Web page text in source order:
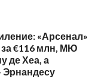
«Арсенал»
за €116 млн, МЮ
де Хеа, а
Эрнандесу